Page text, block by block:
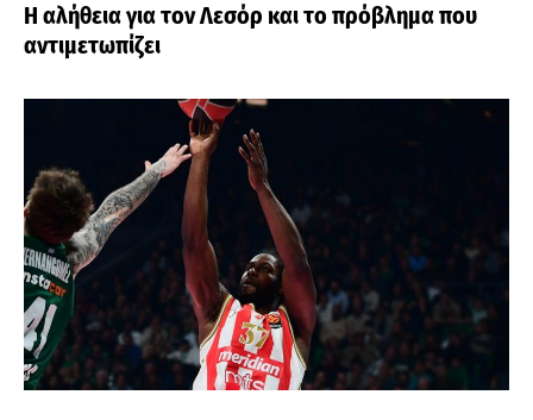
Η αλήθεια για τον Λεσόρ και το πρόβλημα που
αντιμετωπίζει